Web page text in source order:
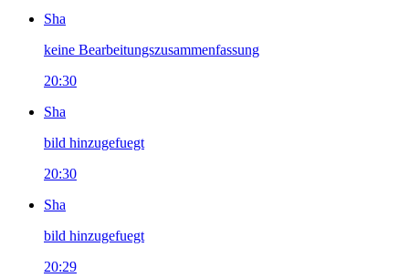
Sha
keine Bearbeitungszusammenfassung
20:30
Sha
bild hinzugefuegt
20:30
Sha
bild hinzugefuegt
20:29